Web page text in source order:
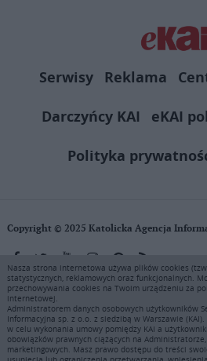
Serwisy Reklama
Darczyńcy KAI
eKAI
Polityka
Copyright © 2025 Katolicka Agencja
KAI zastrzega wszelkie prawa do
i drukować fragmenty zawartości serwisu
wyłącznie do użytku osobistego.
zawartości niniejszego serwisu lub jej
podobne metody), są bez uprzedniej
stanowią naruszenie ustaw o prawie
Nasza strona internetowa używa plików cookies
statystycznych, reklamowych oraz funkcjonalnych.
przechowywania cookies na Twoim urządzeniu za
internetowej.
Administratorem danych osobowych użytkowników
Informacyjna sp. z o.o. z siedzibą w Warszawie
w celu wykonania umowy pomiędzy KAI a
obowiązków prawnych ciążących na
marketingowych. Masz prawo dostępu do treści